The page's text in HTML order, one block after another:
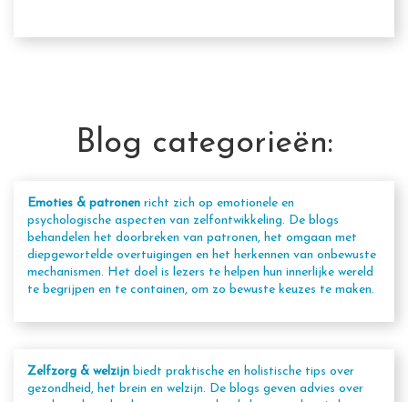
Blog categorieën:
Emoties & patronen richt zich op emotionele en
psychologische aspecten van zelfontwikkeling. De blogs
behandelen het doorbreken van patronen, het omgaan met
diepgewortelde overtuigingen en het herkennen van onbewuste
mechanismen. Het doel is lezers te helpen hun innerlijke wereld
te begrijpen en te containen, om zo bewuste keuzes te maken.
Zelfzorg & welzijn biedt praktische en holistische tips over
gezondheid, het brein en welzijn. De blogs geven advies over